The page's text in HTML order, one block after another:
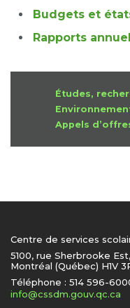
Budgets et
Rapports
Études,
Appels
Centre de services
5100, rue Sherbrooke
Montréal (Québec) H1V
Téléphone : 514 596-
info@cssdm.gouv.qc.ca